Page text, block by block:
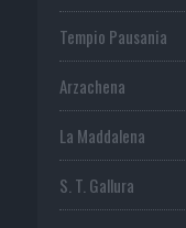
Tempio Pausania
Arzachena
La Maddalena
S. T. Gallura